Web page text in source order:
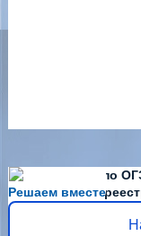
Решаем вместе
Есть вопросы по
Диплома нет в